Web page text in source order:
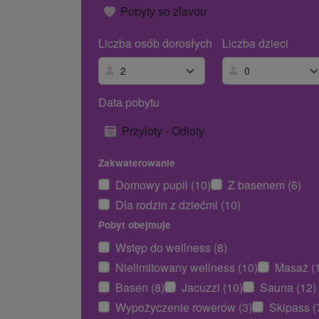
Pobyty so zľavou
Liczba osób dorosłych
Liczba dzieci
Data pobytu
Przyloty - Odloty
Zakwaterowanie
Domowy pupil (10)
Z basenem (6)
Dla rodzin z dziećmi (10)
Pobyt obejmuje
Wstęp do wellness (8)
Nielimitowany wellness (10)
Masaż
Basen (8)
Jacuzzi (10)
Sauna (12)
Wypożyczenie rowerów (3)
Skipass